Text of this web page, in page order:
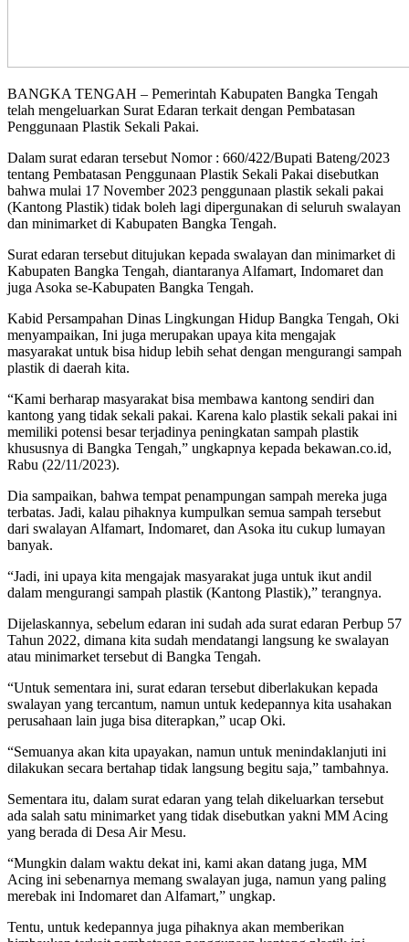
BANGKA TENGAH – Pemerintah Kabupaten Bangka Tengah
telah mengeluarkan Surat Edaran terkait dengan Pembatasan
Penggunaan Plastik Sekali Pakai.
Dalam surat edaran tersebut Nomor : 660/422/Bupati Bateng/2023
tentang Pembatasan Penggunaan Plastik Sekali Pakai disebutkan
bahwa mulai 17 November 2023 penggunaan plastik sekali pakai
(Kantong Plastik) tidak boleh lagi dipergunakan di seluruh swalayan
dan minimarket di Kabupaten Bangka Tengah.
Surat edaran tersebut ditujukan kepada swalayan dan minimarket di
Kabupaten Bangka Tengah, diantaranya Alfamart, Indomaret dan
juga Asoka se-Kabupaten Bangka Tengah.
Kabid Persampahan Dinas Lingkungan Hidup Bangka Tengah, Oki
menyampaikan, Ini juga merupakan upaya kita mengajak
masyarakat untuk bisa hidup lebih sehat dengan mengurangi sampah
plastik di daerah kita.
“Kami berharap masyarakat bisa membawa kantong sendiri dan
kantong yang tidak sekali pakai. Karena kalo plastik sekali pakai ini
memiliki potensi besar terjadinya peningkatan sampah plastik
khususnya di Bangka Tengah,” ungkapnya kepada bekawan.co.id,
Rabu (22/11/2023).
Dia sampaikan, bahwa tempat penampungan sampah mereka juga
terbatas. Jadi, kalau pihaknya kumpulkan semua sampah tersebut
dari swalayan Alfamart, Indomaret, dan Asoka itu cukup lumayan
banyak.
“Jadi, ini upaya kita mengajak masyarakat juga untuk ikut andil
dalam mengurangi sampah plastik (Kantong Plastik),” terangnya.
Dijelaskannya, sebelum edaran ini sudah ada surat edaran Perbup 57
Tahun 2022, dimana kita sudah mendatangi langsung ke swalayan
atau minimarket tersebut di Bangka Tengah.
“Untuk sementara ini, surat edaran tersebut diberlakukan kepada
swalayan yang tercantum, namun untuk kedepannya kita usahakan
perusahaan lain juga bisa diterapkan,” ucap Oki.
“Semuanya akan kita upayakan, namun untuk menindaklanjuti ini
dilakukan secara bertahap tidak langsung begitu saja,” tambahnya.
Sementara itu, dalam surat edaran yang telah dikeluarkan tersebut
ada salah satu minimarket yang tidak disebutkan yakni MM Acing
yang berada di Desa Air Mesu.
“Mungkin dalam waktu dekat ini, kami akan datang juga, MM
Acing ini sebenarnya memang swalayan juga, namun yang paling
merebak ini Indomaret dan Alfamart,” ungkap.
Tentu, untuk kedepannya juga pihaknya akan memberikan